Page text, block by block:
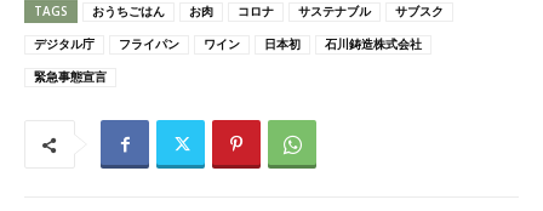
TAGS おうちごはん お肉 コロナ サステナブル サブスク
デジタル庁 フライパン ワイン 日本初 石川鋳造株式会社
緊急事態宣言